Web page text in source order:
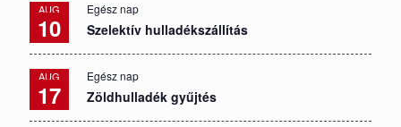
AUG
10
Egész nap
Szelektív hulladékszállítás
AUG
17
Egész nap
Zöldhulladék gyűjtés